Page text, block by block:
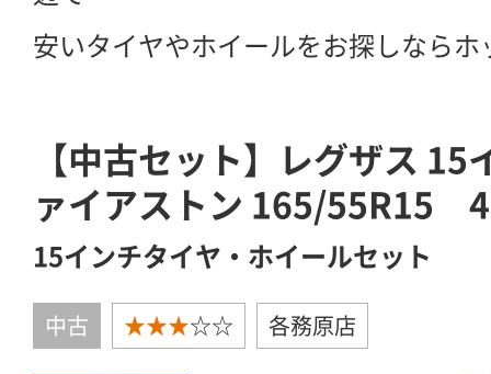
安いタイヤやホイールをお探しなら
【中古セット】レグザス
ァイアストン 165/55R15
15インチタイヤ・ホイールセット
中古 ★★★☆☆ 各務原店